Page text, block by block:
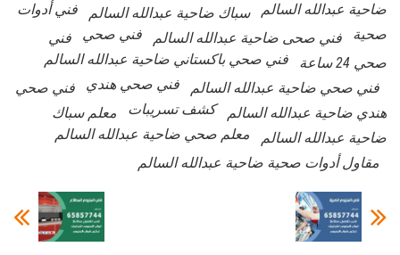
ضاحية عبدالله السالم
سباك ضاحية عبدالله السالم
فني أدوات
صحية
فني صحى ضاحية عبدالله السالم فني صحي
فني
صحي 24 ساعة
فني صحي باكستاني ضاحية عبدالله السالم
فني صحي ضاحية عبدالله السالم
فني صحي هندي
فني صحي
هندي ضاحية عبدالله السالم
كشف تسريبات
معلم سباك
ضاحية عبدالله السالم
معلم صحي ضاحية عبدالله السالم
مقاول أدوات صحية ضاحية عبدالله السالم